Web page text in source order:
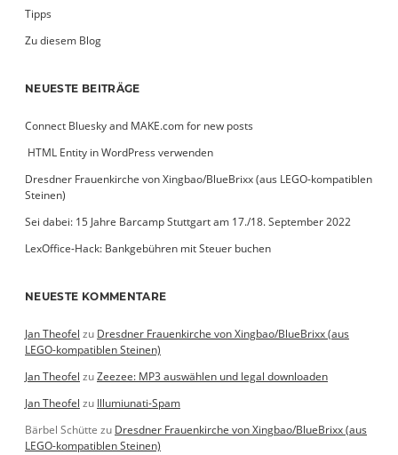
Tipps
Zu diesem Blog
NEUESTE BEITRÄGE
Connect Bluesky and MAKE.com for new posts
­ HTML Entity in WordPress verwenden
Dresdner Frauenkirche von Xingbao/BlueBrixx (aus LEGO-kompatiblen
Steinen)
Sei dabei: 15 Jahre Barcamp Stuttgart am 17./18. September 2022
LexOffice-Hack: Bankgebühren mit Steuer buchen
NEUESTE KOMMENTARE
Jan Theofel zu Dresdner Frauenkirche von Xingbao/BlueBrixx (aus
LEGO-kompatiblen Steinen)
Jan Theofel zuZeezee: MP3 auswählen und legal downloaden
Jan Theofel zu Illumiunati-Spam
Bärbel Schütte zu Dresdner Frauenkirche von Xingbao/BlueBrixx (aus
LEGO-kompatiblen Steinen)